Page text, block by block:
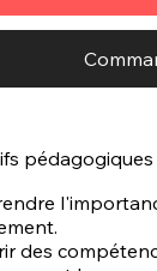
pédagogiques
des